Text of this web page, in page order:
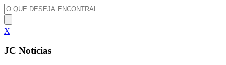
X
JC Notícias